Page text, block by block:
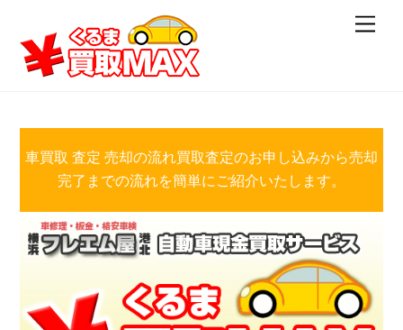
content
車買取 査定 売却の流れ買取査定のお申し込みから売却
完了までの流れを簡単にご紹介いたします。